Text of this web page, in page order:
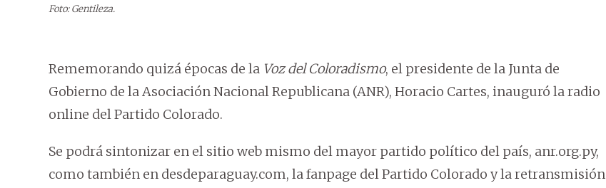
Foto: Gentileza.
Rememorando quizá épocas de la Voz del Coloradismo, el presidente de la Junta de
Gobierno de la Asociación Nacional Republicana (ANR), Horacio Cartes, inauguró la radio
online del Partido Colorado.
Se podrá sintonizar en el sitio web mismo del mayor partido político del país, anr.org.py,
como también en desdeparaguay.com, la fanpage del Partido Colorado y la retransmisión